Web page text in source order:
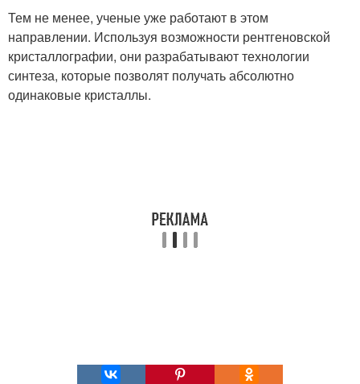
Тем не менее, ученые уже работают в этом
направлении. Используя возможности рентгеновской
кристаллографии, они разрабатывают технологии
синтеза, которые позволят получать абсолютно
одинаковые кристаллы.